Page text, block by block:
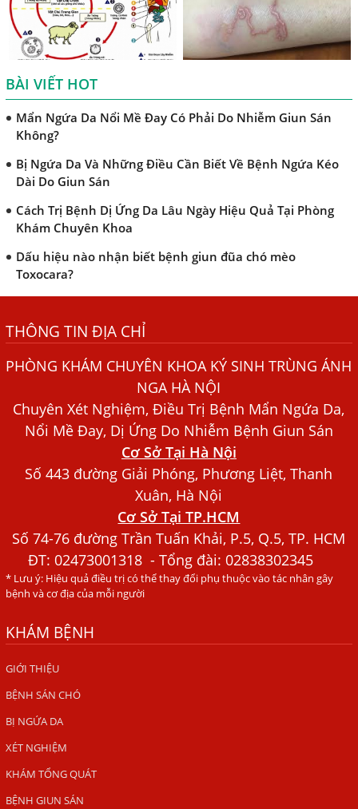
BÀI VIẾT HOT
Khi Trẻ Bị Dị Ứng Da Cần Làm Xét Nghiệm Gì Tìm Nguyên
Nhân Dị Ứng Da
Điều trị bệnh sán lá gan ở đâu?
Mẩn Ngứa Da Nổi Mề Đay Có Phải Do Nhiễm Giun Sán
Không?
Bị Ngứa Da Và Những Điều Cần Biết Về Bệnh Ngứa Kéo
Dài Do Giun Sán
Cách Trị Bệnh Dị Ứng Da Lâu Ngày Hiệu Quả Tại Phòng
Khám Chuyên Khoa
Dấu hiệu nào nhận biết bệnh giun đũa chó mèo
Toxocara?
Những điều cần biết về bệnh giun đũa chó mèo
Sán
Dấu Hiệu Ngứa Da, Dị Ứng, Nổi Mề Đay Do Nhiễm Sán
Chó Trong Máu
Bác sĩ Nguyễn Ngọc Ánh Phòng Khám Ánh Nga Đề Tài
Nghiên Cứu Khoa
Xét Nghiệm Giun Sán Gồm Những Loại Nào? Chi Phí Bao
Nhiêu?
Người Đàn Ông Phát Ban Mẩn Đỏ Khắp Người, Sau Ba
Tháng Mới Tìm Ra Nguyên Nhân
Đau Mắt Đỏ, Nguyên Nhân Và Cách Điều Trị
HÀ NỘI – PHÁT BAN MẨN ĐỎ KHẮP NGƯỜI, ĐI KHÁM
PHÁT HIỆN NHIỄM KÝ SINH TRÙNG
TỔNG QUAN VỀ KÉM HẤP THU THỨC ĂN
HÀ NỘI – NHIỄM BA LOẠI KÝ SINH TRÙNG DO THÓI QUEN
ĂN MỘT MÓN ĂN SÁNG
ẤU TRÙNG SÁN CHÓ DI CHUYỂN QUA DA GÂY NGỨA
VIÊM DA ĐỒNG TIỀN
Tại sao khám bệnh viện da liễu nhiều năm không hết
ngứa?
THÔNG TIN ĐỊA CHỈ
PHÒNG KHÁM CHUYÊN KHOA KÝ SINH TRÙNG ÁNH
NGA HÀ NỘI
Chuyên Xét Nghiệm, Điều Trị Bệnh Mẩn Ngứa Da,
Nổi Mề Đay, Dị Ứng Do Nhiễm Bệnh Giun Sán
Cơ Sở Tại Hà Nội
Số 443 đường Giải Phóng, Phương Liệt, Thanh
Xuân, Hà Nội
Cơ Sở Tại TP.HCM
Số 74-76 đường Trần Tuấn Khải, P.5, Q.5, TP. HCM
ĐT:02473001318 - Tổng đài: 02838302345
* Lưu ý: Hiệu quả điều trị có thể thay đổi phụ thuộc vào tác nhân gây
bệnh và cơ địa của mỗi người
KHÁM BỆNH
GIỚI THIỆU
BỆNH SÁN CHÓ
BỊ NGỨA DA
XÉT NGHIỆM
KHÁM TỔNG QUÁT
BỆNH GIUN SÁN